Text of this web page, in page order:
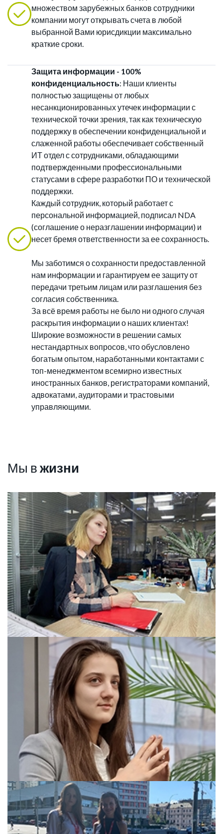
множеством зарубежных банков сотрудники
компании могут открывать счета в любой
выбранной Вами юрисдикции максимально
краткие сроки.
Защита информации - 100%
конфиденциальность: Наши клиенты
полностью защищены от любых
несанкционированных утечек информации с
технической точки зрения, так как техническую
поддержку в обеспечении конфиденциальной и
слаженной работы обеспечивает собственный
ИТ отдел с сотрудниками, обладающими
подтвержденными профессиональными
статусами в сфере разработки ПО и технической
поддержки.
Каждый сотрудник, который работает с
персональной информацией, подписал NDA
(соглашение о неразглашении информации) и
несет бремя ответственности за ее сохранность.
Мы заботимся о сохранности предоставленной
нам информации и гарантируем ее защиту от
передачи третьим лицам или разглашения без
согласия собственника.
За всё время работы не было ни одного случая
раскрытия информации о наших клиентах!
Широкие возможности в решении самых
нестандартных вопросов, что обусловлено
богатым опытом, наработанными контактами с
топ-менеджментом всемирно известных
иностранных банков, регистраторами компаний,
адвокатами, аудиторами и трастовыми
управляющими.
Мы вжизни